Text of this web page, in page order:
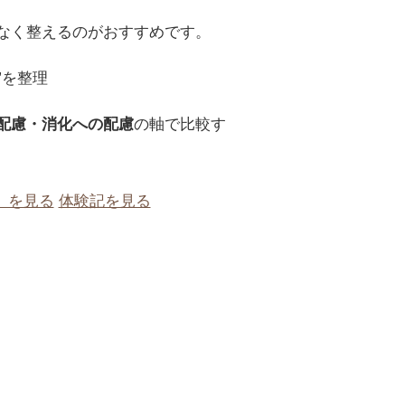
整えるのがおすすめです。
整理
慮・消化への配慮の軸で比較す
を見る 体験記を見る